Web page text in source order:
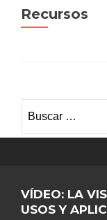
Recursos
VÍDEO: LA
USOS Y